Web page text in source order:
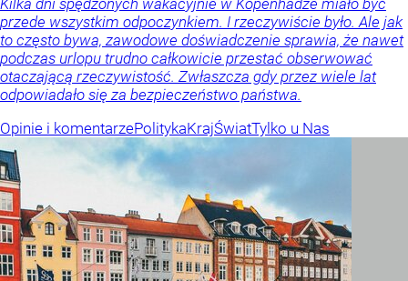
Kilka dni spędzonych wakacyjnie w Kopenhadze miało być
przede wszystkim odpoczynkiem. I rzeczywiście było. Ale jak
to często bywa, zawodowe doświadczenie sprawia, że nawet
podczas urlopu trudno całkowicie przestać obserwować
otaczającą rzeczywistość. Zwłaszcza gdy przez wiele lat
odpowiadało się za bezpieczeństwo państwa.
Opinie i komentarzePolitykaKrajŚwiatTylko u Nas